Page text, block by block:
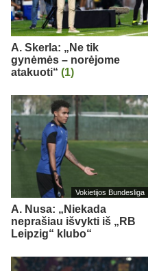
A. Skerla: „Ne tik
gynėmės – norėjome
atakuoti“ (1)
Vokietijos Bundesliga
A. Nusa: „Niekada
neprašiau išvykti iš „RB
Leipzig“ klubo“